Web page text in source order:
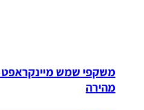
מהירה